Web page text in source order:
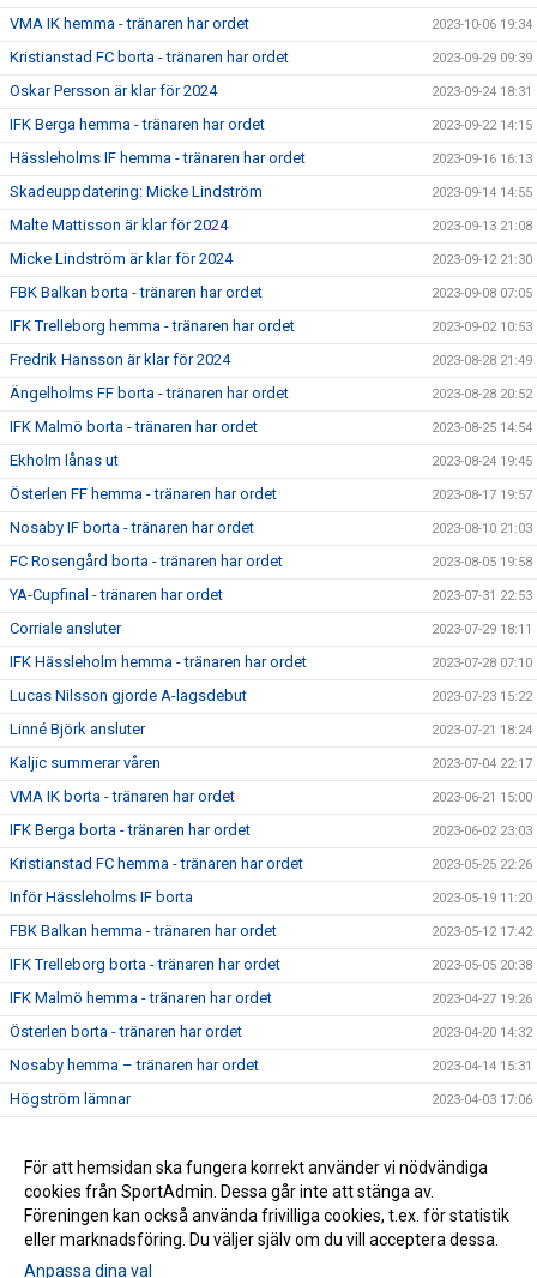
VMA IK hemma - tränaren har ordet 2023-10-06 19:34
Kristianstad FC borta - tränaren har ordet 2023-09-29 09:39
Oskar Persson är klar för 2024 2023-09-24 18:31
IFK Berga hemma - tränaren har ordet 2023-09-22 14:15
Hässleholms IF hemma - tränaren har ordet 2023-09-16 16:13
Skadeuppdatering: Micke Lindström 2023-09-14 14:55
Malte Mattisson är klar för 2024 2023-09-13 21:08
Micke Lindström är klar för 2024 2023-09-12 21:30
FBK Balkan borta - tränaren har ordet 2023-09-08 07:05
IFK Trelleborg hemma - tränaren har ordet 2023-09-02 10:53
Fredrik Hansson är klar för 2024 2023-08-28 21:49
Ängelholms FF borta - tränaren har ordet 2023-08-28 20:52
IFK Malmö borta - tränaren har ordet 2023-08-25 14:54
Ekholm lånas ut 2023-08-24 19:45
Österlen FF hemma - tränaren har ordet 2023-08-17 19:57
Nosaby IF borta - tränaren har ordet 2023-08-10 21:03
FC Rosengård borta - tränaren har ordet 2023-08-05 19:58
YA-Cupfinal - tränaren har ordet 2023-07-31 22:53
Corriale ansluter 2023-07-29 18:11
IFK Hässleholm hemma - tränaren har ordet 2023-07-28 07:10
Lucas Nilsson gjorde A-lagsdebut 2023-07-23 15:22
Linné Björk ansluter 2023-07-21 18:24
Kaljic summerar våren 2023-07-04 22:17
VMA IK borta - tränaren har ordet 2023-06-21 15:00
IFK Berga borta - tränaren har ordet 2023-06-02 23:03
Kristianstad FC hemma - tränaren har ordet 2023-05-25 22:26
Inför Hässleholms IF borta 2023-05-19 11:20
FBK Balkan hemma - tränaren har ordet 2023-05-12 17:42
IFK Trelleborg borta - tränaren har ordet 2023-05-05 20:38
IFK Malmö hemma - tränaren har ordet 2023-04-27 19:26
Österlen borta - tränaren har ordet 2023-04-20 14:32
Nosaby hemma – tränaren har ordet 2023-04-14 15:31
Högström lämnar 2023-04-03 17:06
2021-09-13 20:58
2021-09-09 16:37
För att hemsidan ska fungera korrekt använder vi nödvändiga
cookies från SportAdmin. Dessa går inte att stänga av.
Föreningen kan också använda frivilliga cookies, t.ex. för statistik
eller marknadsföring. Du väljer själv om du vill acceptera dessa.
Anpassa dina val